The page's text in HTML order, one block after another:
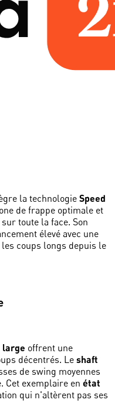
la technologie Speed
de frappe optimale et
toute la face. Son
élevé avec une
coups longs depuis le
large offrent une
décentrés. Le shaft
de swing moyennes
Cet exemplaire en état
qui n'altèrent pas ses